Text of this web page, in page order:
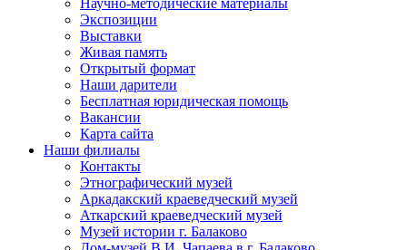
Научно-методические материалы
Экспозиции
Выставки
Живая память
Открытый формат
Наши дарители
Бесплатная юридическая помощь
Вакансии
Карта сайта
Наши филиалы
Контакты
Этнографический музей
Аркадакский краеведческий музей
Аткарский краеведческий музей
Музей истории г. Балаково